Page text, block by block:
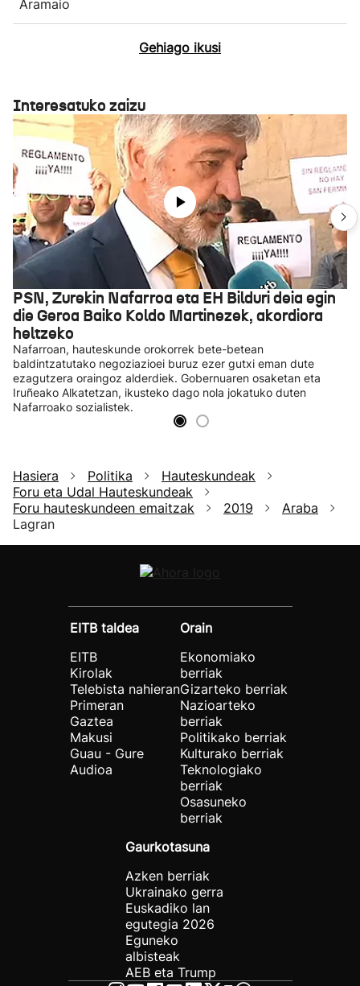
Aramaio
Gehiago ikusi
Interesatuko zaizu
PSN, Zurekin Nafarroa eta EH Bilduri deia egin
die Geroa Baiko Koldo Martinezek, akordiora
heltzeko
Nafarroan, hauteskunde orokorrek bete-betean
baldintzatutako negoziazioei buruz ezer gutxi eman dute
ezagutzera oraingoz alderdiek. Gobernuaren osaketan eta
Iruñeako Alkatetzan, ikusteko dago nola jokatuko duten
Nafarroako sozialistek.
Hasiera Politika
Hauteskundeak
Foru eta Udal Hauteskundeak
Foru hauteskundeen emaitzak
2019
Araba
Lagran
EITB taldea
EITB
Kirolak
Telebista nahieran
Primeran
Gaztea
Makusi
Guau - Gure
Audioa
Orain
Ekonomiako
berriak
Gizarteko berriak
Nazioarteko
berriak
Politikako berriak
Kulturako berriak
Teknologiako
berriak
Osasuneko
berriak
Gaurkotasuna
Azken berriak
Ukrainako gerra
Euskadiko lan
egutegia 2026
Eguneko
albisteak
AEB eta Trump